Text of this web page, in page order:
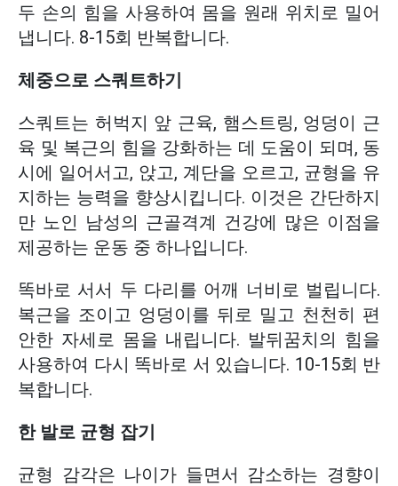
두 손의 힘을 사용하여 몸을 원래 위치로 밀어
냅니다. 8-15회 반복합니다.
체중으로 스쿼트하기
스쿼트는 허벅지 앞 근육, 햄스트링, 엉덩이 근
육 및 복근의 힘을 강화하는 데 도움이 되며, 동
시에 일어서고, 앉고, 계단을 오르고, 균형을 유
지하는 능력을 향상시킵니다. 이것은 간단하지
만 노인 남성의 근골격계 건강에 많은 이점을
제공하는 운동 중 하나입니다.
똑바로 서서 두 다리를 어깨 너비로 벌립니다.
복근을 조이고 엉덩이를 뒤로 밀고 천천히 편
안한 자세로 몸을 내립니다. 발뒤꿈치의 힘을
사용하여 다시 똑바로 서 있습니다. 10-15회 반
복합니다.
한 발로 균형 잡기
균형 감각은 나이가 들면서 감소하는 경향이